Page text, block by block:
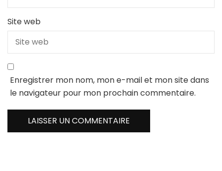
Site web
Enregistrer mon nom, mon e-mail et mon site dans
le navigateur pour mon prochain commentaire.